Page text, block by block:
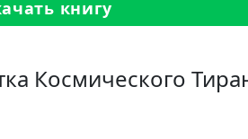
книгу
Космического